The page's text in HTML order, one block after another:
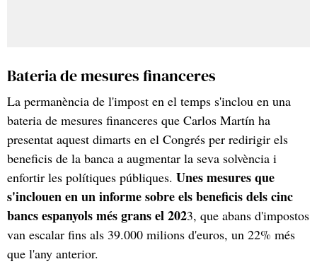
Bateria de mesures financeres
La permanència de l'impost en el temps s'inclou en una
bateria de mesures financeres que Carlos Martín ha
presentat aquest dimarts en el Congrés per redirigir els
beneficis de la banca a augmentar la seva solvència i
enfortir les polítiques públiques. Unes mesures que
s'inclouen en un informe sobre els beneficis dels cinc
bancs espanyols més grans el 2023, que abans d'impostos
van escalar fins als 39.000 milions d'euros, un 22% més
que l'any anterior.